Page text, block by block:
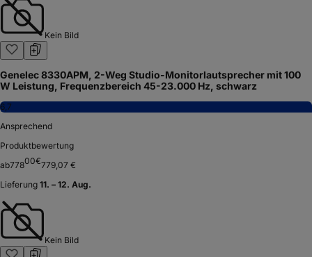
Kein Bild
Genelec 8330APM, 2-Weg Studio-Monitorlautsprecher mit 100
W Leistung, Frequenzbereich 45-23.000 Hz, schwarz
6,7
Ansprechend
Produktbewertung
ab77800€779,07 €
Lieferung 11. – 12. Aug.
Kein Bild